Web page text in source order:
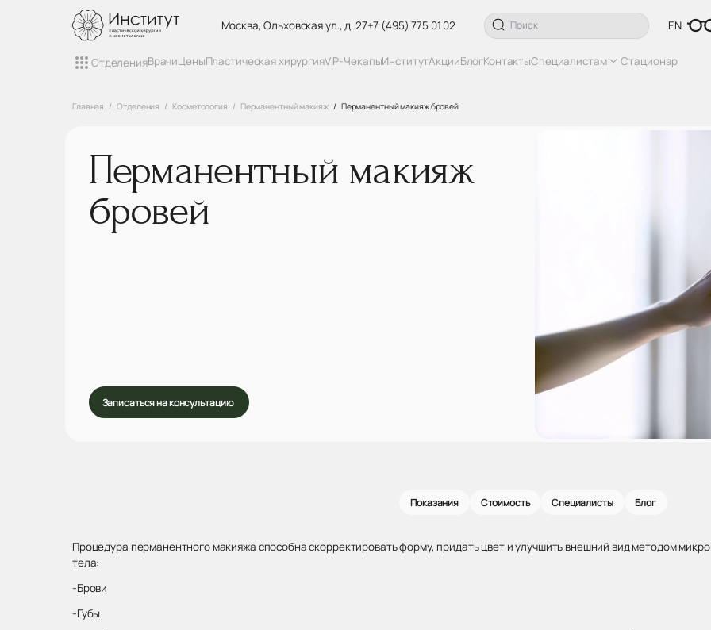
Москва, Ольховская ул., д. 27+7 (495) 775 01 02 EN
ОтделенияВрачиЦеныПластическая хирургияVIP-ЧекапыИнститутАкцииБлогКонтактыСпециалистам Стационар
Главная Отделения Косметология Перманентный макияж Перманентный макияж бровей
Перманентный макияж
бровей
Записаться на консультацию
Показания Стоимость Специалисты Блог
Процедура перманентного макияжа способна скорректировать форму, придать цвет и улучшить внешний вид методом
тела:
-Брови
-Губы